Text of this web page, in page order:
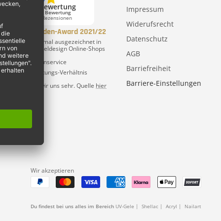
Google Bewertung
5,0 Sterne Bewertung
auf 1.884 Rezensionen
Kunden-Award 2021/22
wurden
mal ausgezeichnet in
Branche: Nageldesign Online-Shops
1. Platz:Kundenservice
TOPPreis-Leistungs-Verhältnis
Darüber freuen wir uns sehr. Quelle hier
Impressum
Widerufsrecht
Datenschutz
AGB
Barriefreiheit
Barriere-Einstellungen
Wir akzeptieren
Du findest bei uns alles im Bereich UV-Gele | Shellac | Acryl | Nailart